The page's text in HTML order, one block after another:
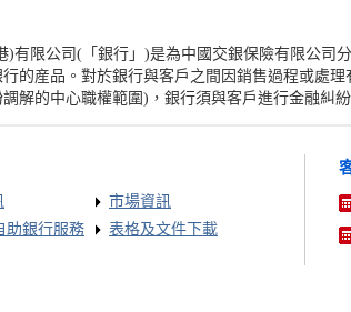
)有限公司(「銀行」)是為中國交銀保險有限公司
的産品。對於銀行與客戶之間因銷售過程或處
解的中心職權範圍)，銀行須與客戶進行金融糾
市場資訊
助銀行服務
表格及文件下載